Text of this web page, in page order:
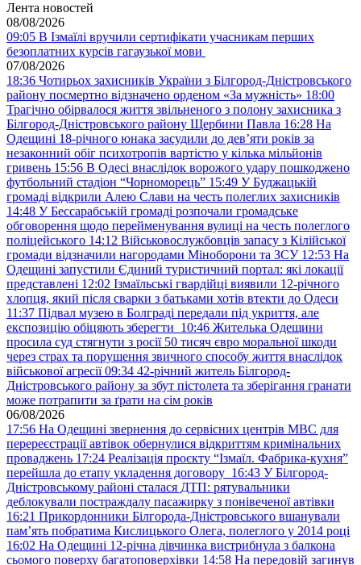
Лента новостей
08/08/2026
09:05 В Ізмаїлі вручили сертифікати учасникам перших
безоплатних курсів гагаузької мови
07/08/2026
18:36 Чотирьох захисників України з Білгород-Дністровського
району посмертно відзначено орденом «За мужність» 18:00
Трагічно обірвалося життя звільненого з полону захисника з
Білгород-Дністровського району Щербини Павла 16:28 На
Одещині 18-річного юнака засудили до дев’яти років за
незаконний обіг психотропів вартістю у кілька мільйонів
гривень 15:56 В Одесі внаслідок ворожого удару пошкоджено
футбольний стадіон “Чорноморець” 15:49 У Буджацькій
громаді відкрили Алею Слави на честь полеглих захисників
14:48 У Бессарабській громаді розпочали громадське
обговорення щодо перейменування вулиці на честь полеглого
поліцейського 14:12 Військовослужбовців запасу з Кілійської
громади відзначили нагородами Міноборони та ЗСУ 12:53 На
Одещині запустили Єдиний туристичний портал: які локації
представлені 12:02 Ізмаїльські гвардійці виявили 12-річного
хлопця, який після сварки з батьками хотів втекти до Одеси
11:37 Підвал музею в Болграді передали під укриття, але
експозицію обіцяють зберегти 10:46 Жителька Одещини
просила суд стягнути з росії 50 тисяч євро моральної шкоди
через страх та порушення звичного способу життя внаслідок
військової агресії 09:34 42-річний житель Білгород-
Дністровського району за збут пістолета та зберігання гранати
може потрапити за ґрати на сім років
06/08/2026
17:56 На Одещині звернення до сервісних центрів МВС для
перереєстрації автівок обернулися відкриттям кримінальних
проваджень 17:24 Реалізація проєкту “Ізмаїл. Фабрика-кухня”
перейшла до етапу укладення договору 16:43 У Білгород-
Дністровському районі сталася ДТП: рятувальники
деблокували постраждалу пасажирку з понівеченої автівки
16:21 Прикордонники Білгорода-Дністровського вшанували
пам’ять побратима Кислицького Олега, полеглого у 2014 році
16:02 На Одещині 12-річна дівчинка вистрибнула з балкона
сьомого поверху багатоповерхівки 14:58 На передовій загинув